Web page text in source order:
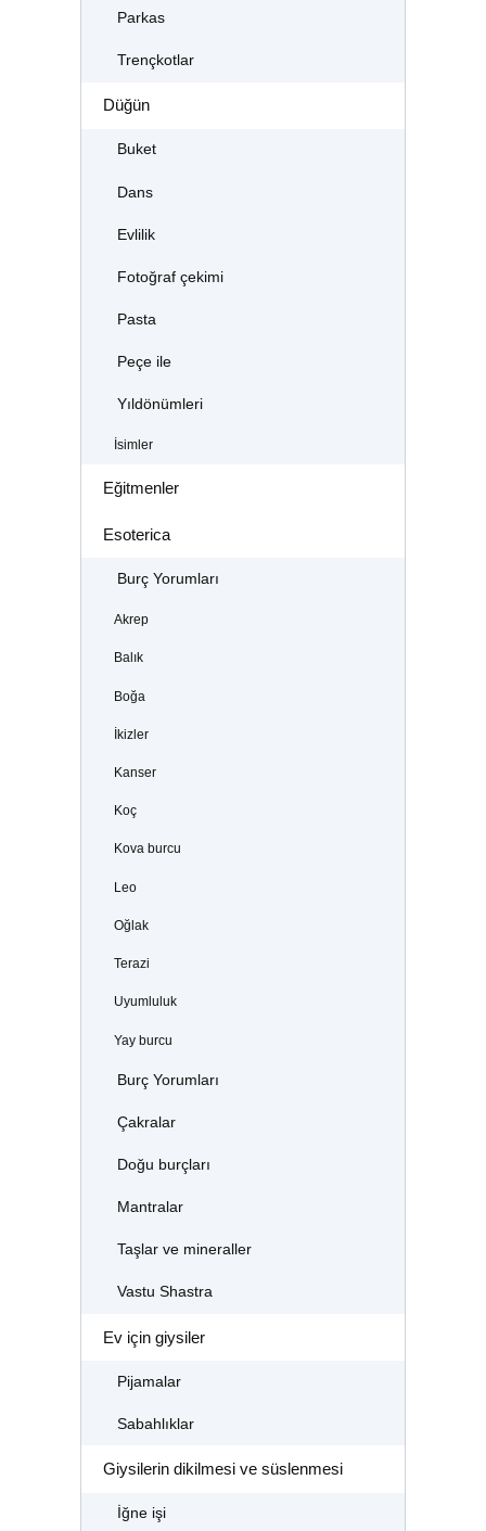
Parkas
Trençkotlar
Düğün
Buket
Dans
Evlilik
Fotoğraf çekimi
Pasta
Peçe ile
Yıldönümleri
İsimler
Eğitmenler
Esoterica
Burç Yorumları
Akrep
Balık
Boğa
İkizler
Kanser
Koç
Kova burcu
Leo
Oğlak
Terazi
Uyumluluk
Yay burcu
Burç Yorumları
Çakralar
Doğu burçları
Mantralar
Taşlar ve mineraller
Vastu Shastra
Ev için giysiler
Pijamalar
Sabahlıklar
Giysilerin dikilmesi ve süslenmesi
İğne işi